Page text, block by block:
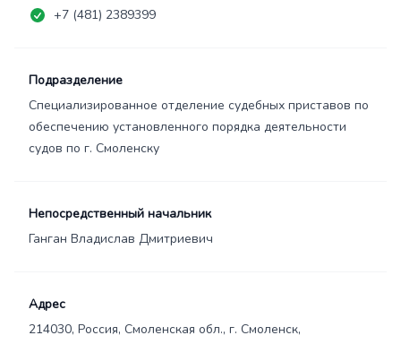
+7 (481) 2389399
Подразделение
Специализированное отделение судебных приставов по
обеспечению установленного порядка деятельности
судов по г. Смоленску
Непосредственный начальник
Ганган Владислав Дмитриевич
Адрес
214030, Россия, Смоленская обл., г. Смоленск,